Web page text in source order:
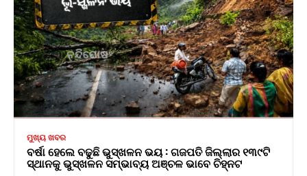
ମୁଖ୍ୟ ଖବର
ବର୍ଷା ହେଲେ ବଢୁଛି ଭୁସ୍ଖଳନ ଭୟ : ଗଜପତି ଜିଲ୍ଲାର ୧୩୯ଟି
ସ୍ଥାନକୁ ଭୁସ୍ଖଳନ ସମ୍ଭାବ୍ୟ ଅଞ୍ଚଳ ଭାବେ ଚିହ୍ନଟ